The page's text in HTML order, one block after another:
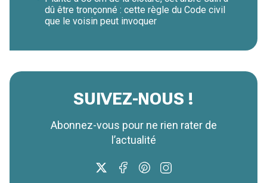
dû être tronçonné : cette règle du Code civil
que le voisin peut invoquer
SUIVEZ-NOUS !
Abonnez-vous pour ne rien rater de
l’actualité